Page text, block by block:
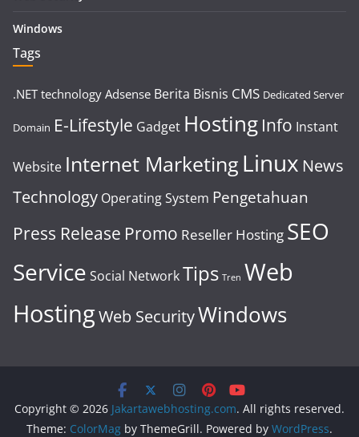
Windows
Tags
.NET technology Adsense Berita Bisnis CMS Dedicated Server
Domain E-Lifestyle Gadget Hosting Info Instant
Website Internet Marketing Linux News
Technology Operating System Pengetahuan
Press Release Promo Reseller Hosting SEO
Service Social NetworkTips Tren Web
HostingWeb SecurityWindows
Copyright © 2026 Jakartawebhosting.com. All rights reserved.
Theme: ColorMag by ThemeGrill. Powered by WordPress.